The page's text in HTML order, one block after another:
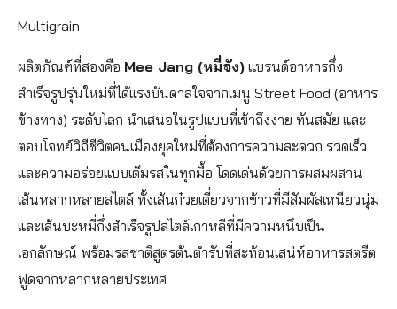
Multigrain
ผลิตภัณฑ์ที่สองคือ Mee Jang (หมี่จัง) แบรนด์อาหารกึ่ง
สำเร็จรูปรุ่นใหม่ที่ได้แรงบันดาลใจจากเมนู Street Food (อาหาร
ข้างทาง) ระดับโลก นำเสนอในรูปแบบที่เข้าถึงง่าย ทันสมัย และ
ตอบโจทย์วิถีชีวิตคนเมืองยุคใหม่ที่ต้องการความสะดวก รวดเร็ว
และความอร่อยแบบเต็มรสในทุกมื้อ โดดเด่นด้วยการผสมผสาน
เส้นหลากหลายสไตล์ ทั้งเส้นก๋วยเตี๋ยวจากข้าวที่มีสัมผัสเหนียวนุ่ม
และเส้นบะหมี่กึ่งสำเร็จรูปสไตล์เกาหลีที่มีความหนึบเป็น
เอกลักษณ์ พร้อมรสชาติสูตรต้นตำรับที่สะท้อนเสน่ห์อาหารสตรีต
ฟูดจากหลากหลายประเทศ